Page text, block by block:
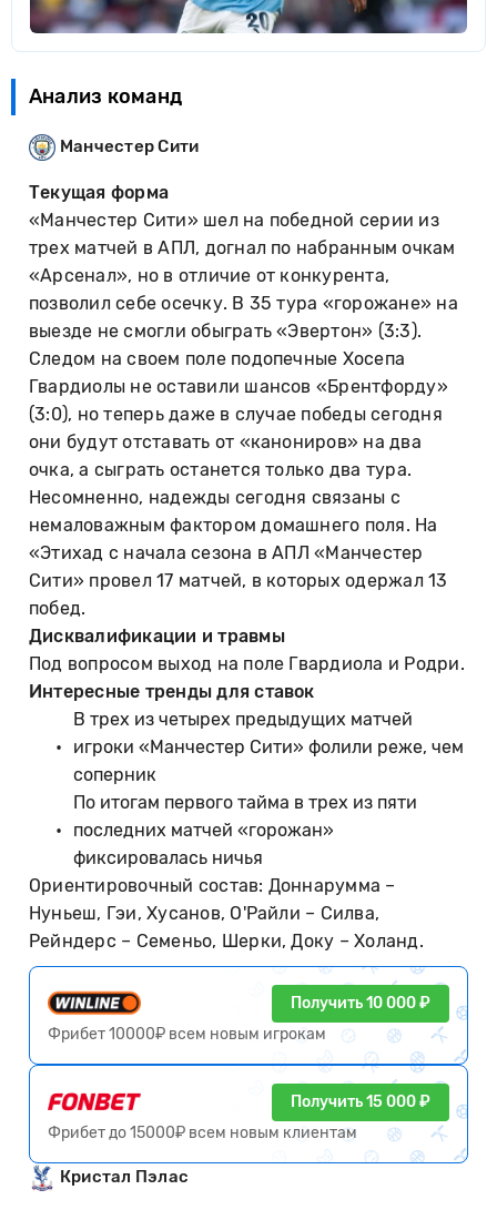
Анализ команд
Манчестер Сити
Текущая форма
«Манчестер Сити» шел на победной серии из
трех матчей в АПЛ, догнал по набранным очкам
«Арсенал», но в отличие от конкурента,
позволил себе осечку. В 35 тура «горожане» на
выезде не смогли обыграть «Эвертон» (3:3).
Следом на своем поле подопечные Хосепа
Гвардиолы не оставили шансов «Брентфорду»
(3:0), но теперь даже в случае победы сегодня
они будут отставать от «канониров» на два
очка, а сыграть останется только два тура.
Несомненно, надежды сегодня связаны с
немаловажным фактором домашнего поля. На
«Этихад с начала сезона в АПЛ «Манчестер
Сити» провел 17 матчей, в которых одержал 13
побед.
Дисквалификации и травмы
Под вопросом выход на поле Гвардиола и Родри.
Интересные тренды для ставок
В трех из четырех предыдущих матчей
игроки «Манчестер Сити» фолили реже, чем
соперник
По итогам первого тайма в трех из пяти
последних матчей «горожан»
фиксировалась ничья
Ориентировочный состав: Доннарумма –
Нуньеш, Гэи, Хусанов, О'Райли – Силва,
Рейндерс – Семеньо, Шерки, Доку – Холанд.
Получить 10 000 ₽
Фрибет 10000₽ всем новым игрокам
Получить 15 000 ₽
Фрибет до 15000₽ всем новым клиентам
Кристал Пэлас